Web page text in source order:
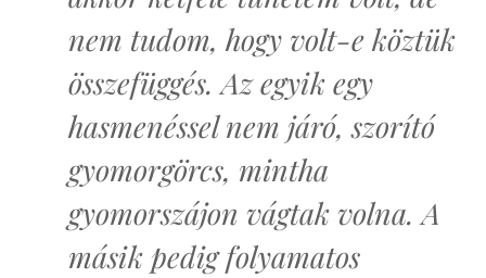
nem tudom, hogy volt-e köztük
összefüggés. Az egyik egy
hasmenéssel nem járó, szorító
gyomorgörcs, mintha
gyomorszájon vágtak volna. A
másik pedig folyamatos